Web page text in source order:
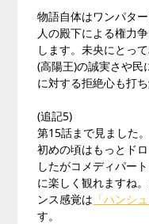
物語自体はワンパタ
人の殿下による権力
します。未央にとっ
(高陽王)の誠実さや民
に対する拒絶心も打
(追記5)
第15話まで見ました。
初めの頃はもっとド
したがコメディパー
に楽しく観れますね
ンス感覚は 「ハンシ
す。